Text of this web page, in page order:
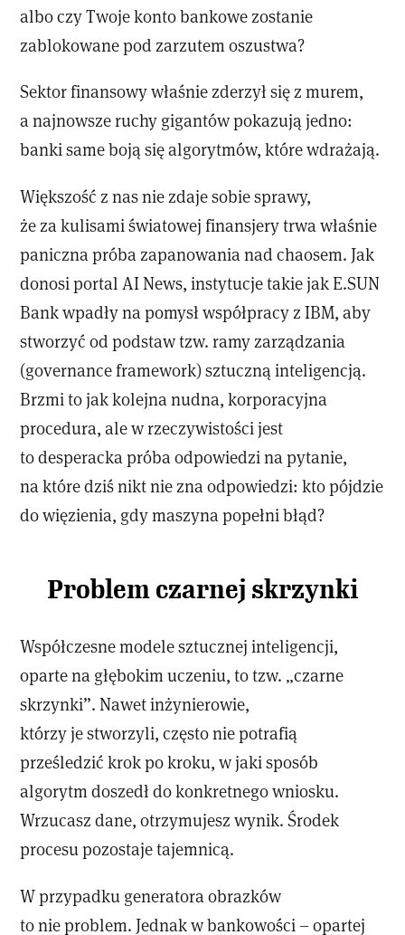
albo czy Twoje konto bankowe zostanie
zablokowane pod zarzutem oszustwa?
Sektor finansowy właśnie zderzył się z murem,
a najnowsze ruchy gigantów pokazują jedno:
banki same boją się algorytmów, które wdrażają.
Większość z nas nie zdaje sobie sprawy,
że za kulisami światowej finansjery trwa właśnie
paniczna próba zapanowania nad chaosem. Jak
donosi portal AI News, instytucje takie jak E.SUN
Bank wpadły na pomysł współpracy z IBM, aby
stworzyć od podstaw tzw. ramy zarządzania
(governance framework) sztuczną inteligencją.
Brzmi to jak kolejna nudna, korporacyjna
procedura, ale w rzeczywistości jest
to desperacka próba odpowiedzi na pytanie,
na które dziś nikt nie zna odpowiedzi: kto pójdzie
do więzienia, gdy maszyna popełni błąd?
Problem czarnej skrzynki
Współczesne modele sztucznej inteligencji,
oparte na głębokim uczeniu, to tzw. „czarne
skrzynki”. Nawet inżynierowie,
którzy je stworzyli, często nie potrafią
prześledzić krok po kroku, w jaki sposób
algorytm doszedł do konkretnego wniosku.
Wrzucasz dane, otrzymujesz wynik. Środek
procesu pozostaje tajemnicą.
W przypadku generatora obrazków
to nie problem. Jednak w bankowości – opartej